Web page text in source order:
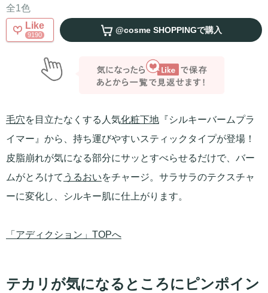
全1色
Like
9190 @cosme SHOPPINGで購入
毛穴を目立たなくする人気化粧下地『シルキーバームプラ
イマー』から、持ち運びやすいスティックタイプが登場！
皮脂崩れが気になる部分にサッとすべらせるだけで、バー
ムがとろけて うるおいをチャージ。サラサラのテクスチャ
ーに変化し、シルキー肌に仕上がります。
「アディクション」TOPへ
テカリが気になるところにピンポイン